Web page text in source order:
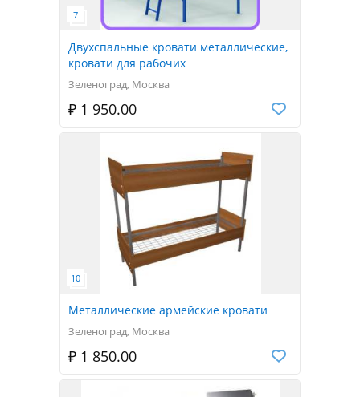
Двухспальные кровати металлические,
кровати для рабочих
Зеленоград, Москва
₽ 1 950.00
Металлические армейские кровати
Зеленоград, Москва
₽ 1 850.00